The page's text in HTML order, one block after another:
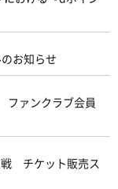
お知らせ
ファンクラブ会員
戦 チケット販売ス